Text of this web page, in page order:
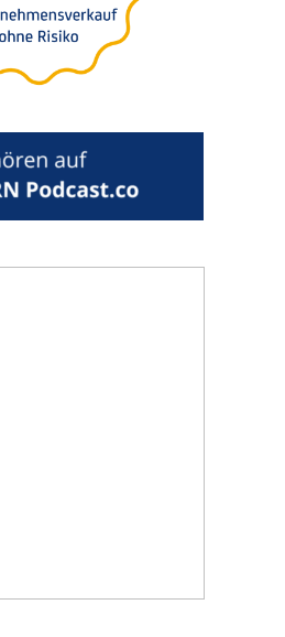
Käufer oder
AUSWÄHLEN